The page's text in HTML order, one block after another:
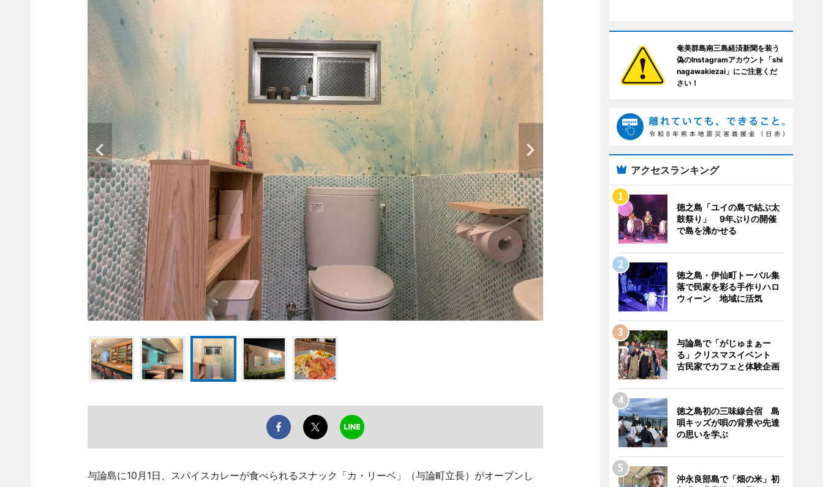
与論島に10月1日、スパイスカレーが食べられるスナック「カ・リーベ」（与論町立長）がオープンし
奄美群島南三島経済新聞を装う
偽のInstagramアカウント「shi
nagawakiezai」にご注意くだ
さい！
アクセスランキング
徳之島「ユイの島で結ぶ太
鼓祭り」 9年ぶりの開催
で島を沸かせる
徳之島・伊仙町トーバル集
落で民家を彩る手作りハロ
ウィーン 地域に活気
与論島で「がじゅまぁー
る」クリスマスイベント
古民家でカフェと体験企画
徳之島初の三味線合宿 島
唄キッズが唄の背景や先達
の思いを学ぶ
沖永良部島で「畑の米」初